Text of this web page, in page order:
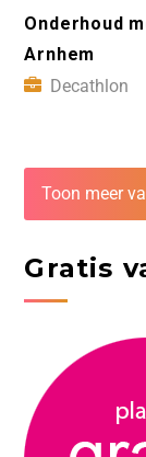
Onderhoud
Arnhem
Decathlon
Toon meer
Gratis